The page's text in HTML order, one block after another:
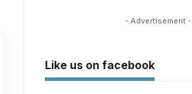
- Advertisement -
Like us on facebook